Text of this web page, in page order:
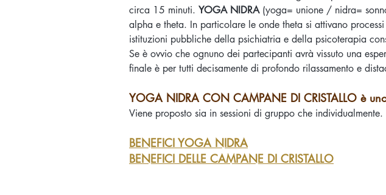
circa 15 minuti. YOGA NIDRA(yoga= unione / nidra=
alpha e theta. In particolare le onde theta si attivano
istituzioni pubbliche della psichiatria e della psicoterapia
Se è ovvio che ognuno dei partecipanti avrà vissuto una
finale è per tutti decisamente di profondo rilassamento e
YOGA NIDRA CON CAMPANE DI CRISTALLO è
Viene proposto sia in sessioni di gruppo che individualmente.
BENEFICI YOGA NIDRA
BENEFICI DELLE CAMPANE DI CRISTALLO